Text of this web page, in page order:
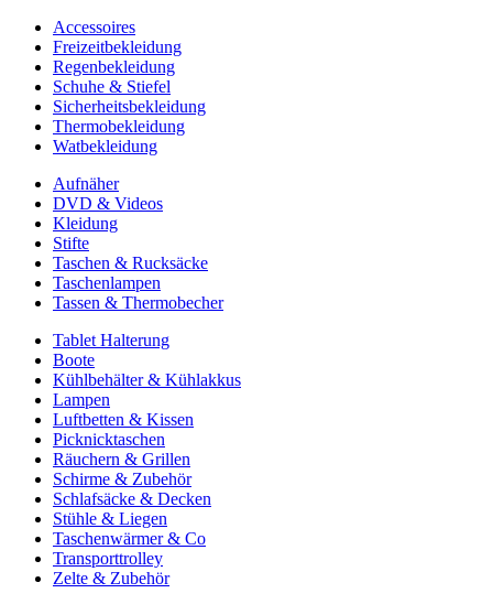
Accessoires
Freizeitbekleidung
Regenbekleidung
Schuhe & Stiefel
Sicherheitsbekleidung
Thermobekleidung
Watbekleidung
Aufnäher
DVD & Videos
Kleidung
Stifte
Taschen & Rucksäcke
Taschenlampen
Tassen & Thermobecher
Tablet Halterung
Boote
Kühlbehälter & Kühlakkus
Lampen
Luftbetten & Kissen
Picknicktaschen
Räuchern & Grillen
Schirme & Zubehör
Schlafsäcke & Decken
Stühle & Liegen
Taschenwärmer & Co
Transporttrolley
Zelte & Zubehör